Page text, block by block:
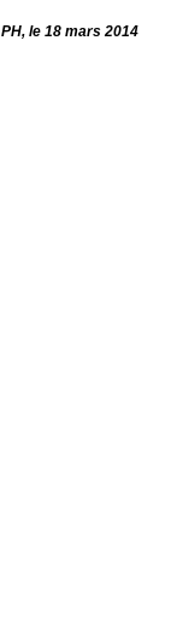
PH, le 18 mars 2014